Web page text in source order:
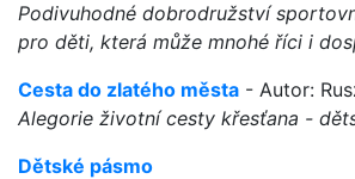
Podivuhodné dobrodružství
pro děti, která může mnohé říci i
Cesta do zlatého města - Autor:
Alegorie životní cesty křesťana -
Dětské pásmo